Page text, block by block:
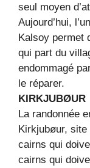
seul moyen
Aujourd’hui,
Kalsoy permet
qui part du
endommagé
le réparer.
KIRKJUBØUR
La randonnée
Kirkjubøur,
cairns qui
cairns qui